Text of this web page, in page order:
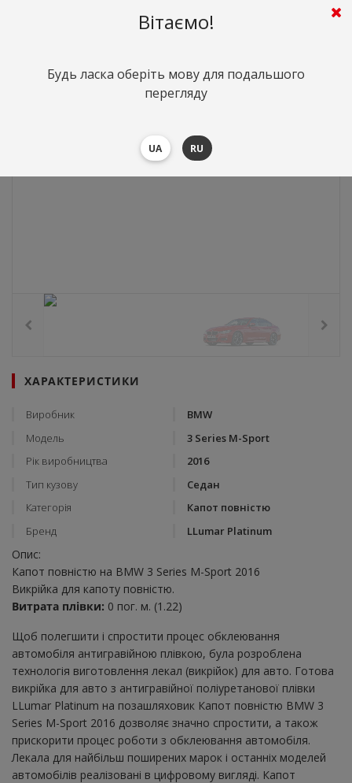
грн.($0)
ХАРАКТЕРИСТИКИ
Виробник
BMW
Модель
3 Series M-Sport
Рік виробництва
2016
Тип кузову
Седан
Категорія
Капот повністю
Бренд
LLumar Platinum
Опис:
Капот повністю на BMW 3 Series M-Sport 2016
Викрійка для капоту повністю.
Витрата плівки: 0 пог. м. (1.22)
Щоб полегшити і спростити процес обклеювання
автомобіля антигравійною плівкою, була розроблена
технологія виготовлення лекал (викрійок) для авто. Готова
викрійка для авто з антигравійної поліуретанової плівки
LLumar Platinum на позашляховик Капот повністю BMW 3
Series M-Sport 2016 дозволяє значно спростити, а також
прискорити процес роботи з обклеювання автомобіля.
Лекала для найбільш поширених марок і останніх моделей
автомобілів реалізовані в цифровому вигляді. Капот
Вітаємо!
Будь ласка оберіть мову для подальшого
перегляду
UA RU